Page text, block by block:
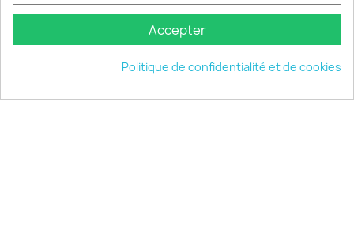
keyboard_arrow_down
© 2026 - choisistacoque.com
Accepter
Politique de confidentialité et de cookies